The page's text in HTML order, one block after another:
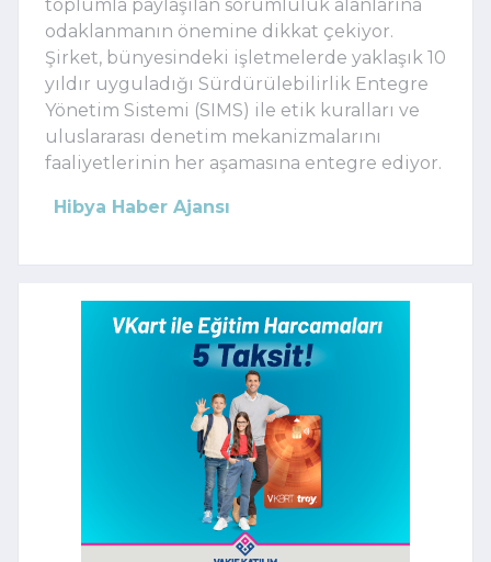
toplumla paylaşılan sorumluluk alanlarına
odaklanmanın önemine dikkat çekiyor.
Şirket, bünyesindeki işletmelerde yaklaşık 10
yıldır uyguladığı Sürdürülebilirlik Entegre
Yönetim Sistemi (SIMS) ile etik kuralları ve
uluslararası denetim mekanizmalarını
faaliyetlerinin her aşamasına entegre ediyor.
Hibya Haber Ajansı